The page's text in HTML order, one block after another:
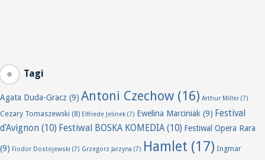
Tagi
Agata Duda-Gracz (9) Antoni Czechow (16) Arthur Miller (7)
Cezary Tomaszewski (8) Elfriede Jelinek(7) Ewelina Marciniak (9) Festival
d'Avignon (10) Festiwal BOSKA KOMEDIA(10) Festiwal Opera Rara
(9) Fiodor Dostojewski (7) Grzegorz Jarzyna (7) Hamlet (17) Ingmar